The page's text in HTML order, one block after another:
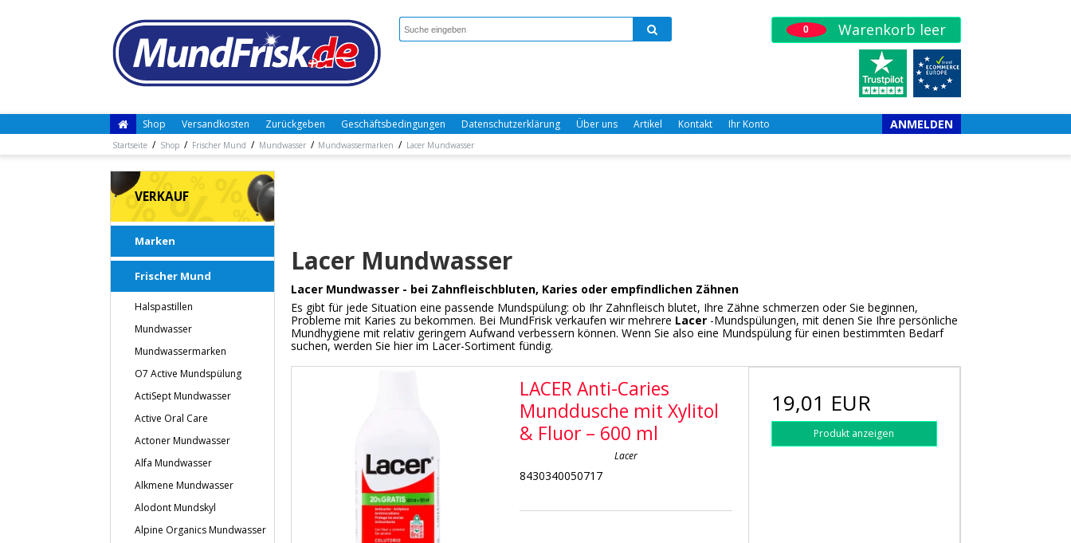
0 Warenkorb leer
Shop Versandkosten Zurückgeben Geschäftsbedingungen Datenschutzerklärung Über uns Artikel Kontakt Ihr Konto ANMELDEN
Startseite / Shop / Frischer Mund / Mundwasser / Mundwassermarken / Lacer Mundwasser
VERKAUF
Marken
Frischer Mund
Halspastillen
Mundwasser
Mundwassermarken
O7 Active Mundspülung
ActiSept Mundwasser
Active Oral Care
Actoner Mundwasser
Alfa Mundwasser
Alkmene Mundwasser
Alodont Mundskyl
Alpine Organics Mundwasser
Lacer Mundwasser
Lacer Mundwasser - bei Zahnfleischbluten, Karies oder empfindlichen Zähnen
Es gibt für jede Situation eine passende Mundspülung: ob Ihr Zahnfleisch blutet, Ihre Zähne schmerzen oder Sie beginnen,
Probleme mit Karies zu bekommen. Bei MundFrisk verkaufen wir mehrere Lacer-Mundspülungen, mit denen Sie Ihre persönliche
Mundhygiene mit relativ geringem Aufwand verbessern können. Wenn Sie also eine Mundspülung für einen bestimmten Bedarf
suchen, werden Sie hier im Lacer-Sortiment fündig.
LACER Anti-Caries
Munddusche mit Xylitol
& Fluor – 600 ml
Lacer
8430340050717
19,01 EUR
Produkt anzeigen